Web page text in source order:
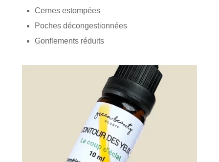
Cernes estompées
Poches décongestionnées
Gonflements réduits